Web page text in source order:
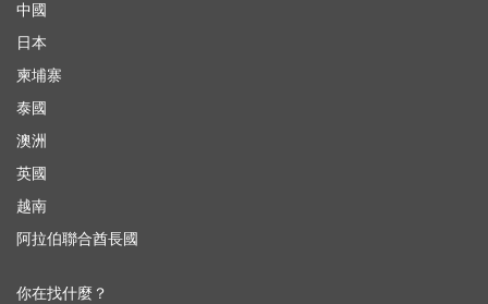
中國
日本
柬埔寨
泰國
澳洲
英國
越南
阿拉伯聯合酋長國
你在找什麼？